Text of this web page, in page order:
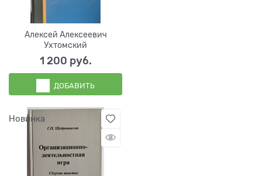
Алексей Алексеевич
Ухтомский
1 200 руб.
ДОБАВИТЬ
Новинка